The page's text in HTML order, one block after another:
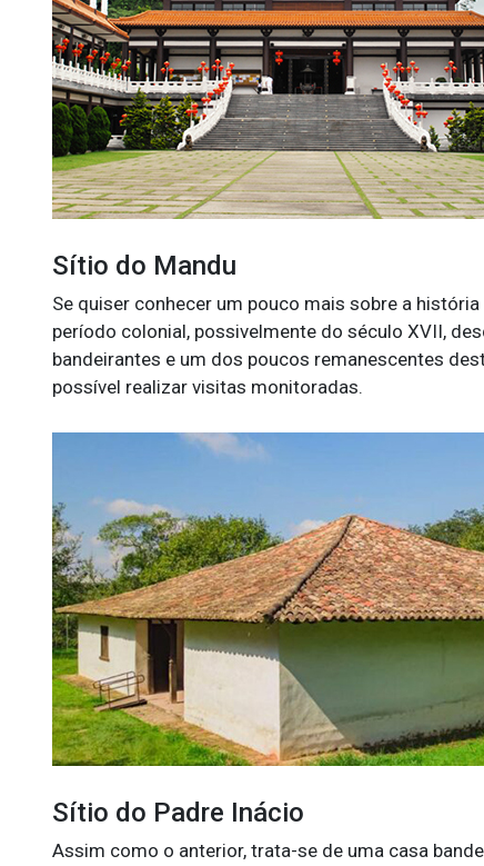
Sítio do Mandu
Se quiser conhecer um pouco mais sobre a
período colonial, possivelmente do século XVII,
bandeirantes e um dos poucos remanescentes
possível realizar visitas monitoradas.
Sítio do Padre Inácio
Assim como o anterior, trata-se de uma casa